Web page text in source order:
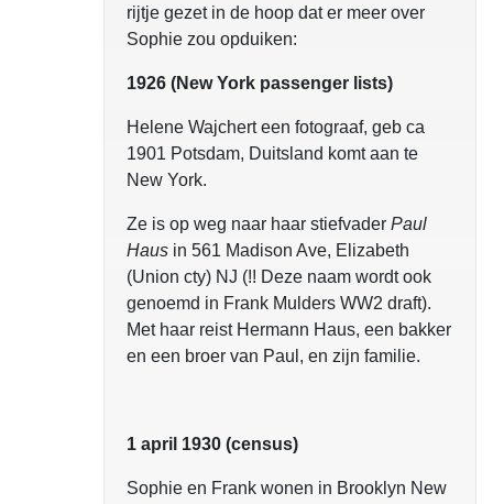
rijtje gezet in de hoop dat er meer over
Sophie zou opduiken:
1926 (New York passenger lists)
Helene Wajchert een fotograaf, geb ca
1901 Potsdam, Duitsland komt aan te
New York.
Ze is op weg naar haar stiefvader Paul
Haus in 561 Madison Ave, Elizabeth
(Union cty) NJ (!! Deze naam wordt ook
genoemd in Frank Mulders WW2 draft).
Met haar reist Hermann Haus, een bakker
en een broer van Paul, en zijn familie.
1 april 1930 (census)
Sophie en Frank wonen in Brooklyn New